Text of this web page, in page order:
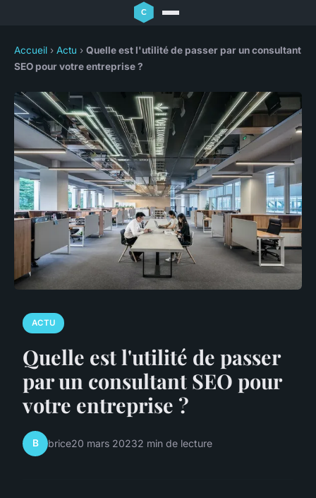
Accueil › Actu › Quelle est l'utilité de passer par un consultant
SEO pour votre entreprise ?
ACTU
Quelle est l'utilité de passer
par un consultant SEO pour
votre entreprise ?
B brice20 mars 20232 min de lecture